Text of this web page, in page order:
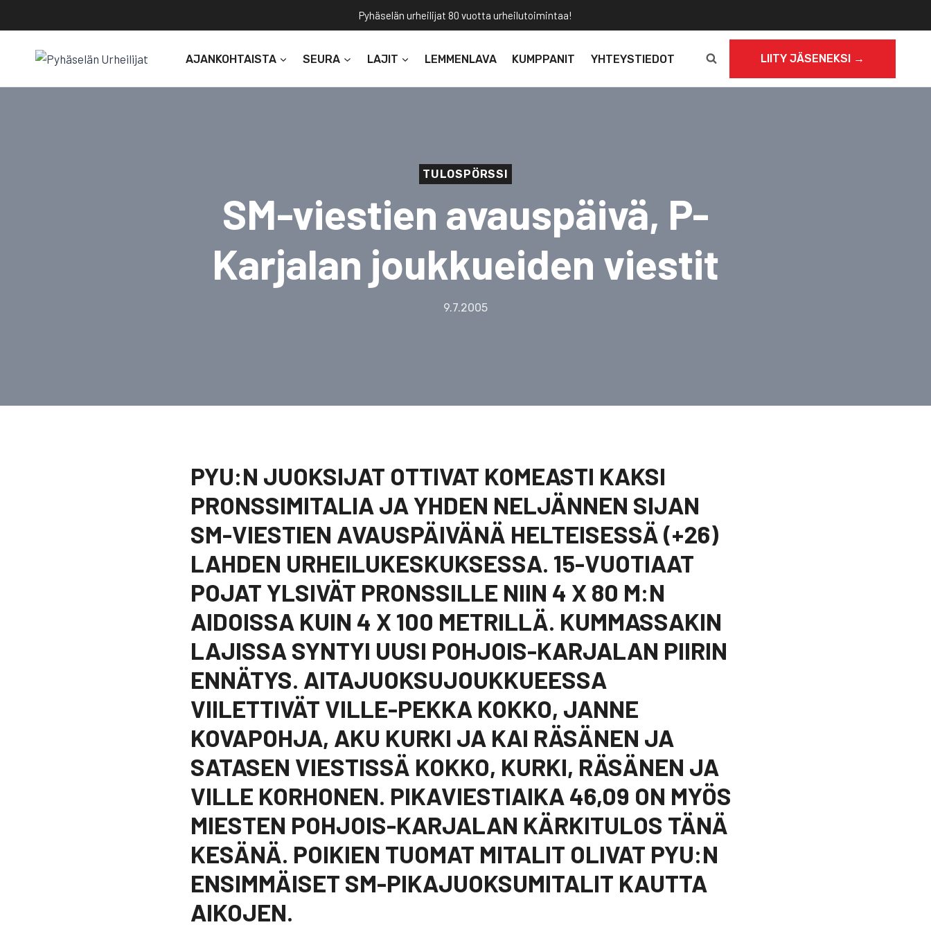
sisältöön
Pyhäselän urheilijat 80 vuotta urheilutoimintaa!
AJANKOHTAISTA SEURA LAJIT LEMMENLAVA KUMPPANIT YHTEYSTIEDOT LIITY JÄSENEKSI →
TULOSPÖRSSI
SM-viestien avauspäivä, P-
Karjalan joukkueiden viestit
9.7.2005
PYU:N JUOKSIJAT OTTIVAT KOMEASTI KAKSI
PRONSSIMITALIA JA YHDEN NELJÄNNEN SIJAN
SM-VIESTIEN AVAUSPÄIVÄNÄ HELTEISESSÄ (+26)
LAHDEN URHEILUKESKUKSESSA. 15-VUOTIAAT
POJAT YLSIVÄT PRONSSILLE NIIN 4 X 80 M:N
AIDOISSA KUIN 4 X 100 METRILLÄ. KUMMASSAKIN
LAJISSA SYNTYI UUSI POHJOIS-KARJALAN PIIRIN
ENNÄTYS. AITAJUOKSUJOUKKUEESSA
VIILETTIVÄT VILLE-PEKKA KOKKO, JANNE
KOVAPOHJA, AKU KURKI JA KAI RÄSÄNEN JA
SATASEN VIESTISSÄ KOKKO, KURKI, RÄSÄNEN JA
VILLE KORHONEN. PIKAVIESTIAIKA 46,09 ON MYÖS
MIESTEN POHJOIS-KARJALAN KÄRKITULOS TÄNÄ
KESÄNÄ. POIKIEN TUOMAT MITALIT OLIVAT PYU:N
ENSIMMÄISET SM-PIKAJUOKSUMITALIT KAUTTA
AIKOJEN.